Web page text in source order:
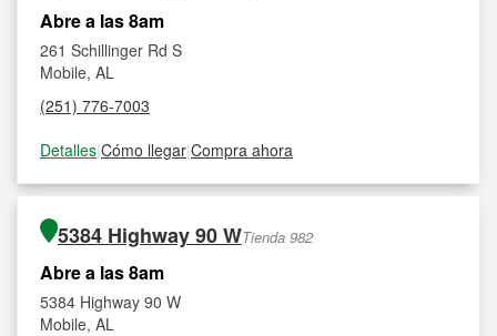
Abre a las 8am
261 Schillinger Rd S
Mobile, AL
(251) 776-7003
Detalles|Cómo llegar|Compra ahora
5384 Highway 90 WTienda 982
Abre a las 8am
5384 Highway 90 W
Mobile, AL